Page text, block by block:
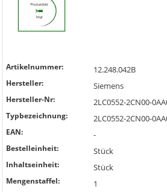
Artikelnummer: 12.248.042B
Hersteller: Siemens
Hersteller-Nr: 2LC0552-2CN00-
Typbezeichnung: 2LC0552-2CN00-
EAN: -
Bestelleinheit: Stück
Inhaltseinheit: Stück
Mengenstaffel: 1